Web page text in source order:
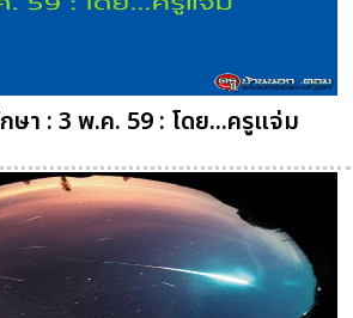
ษา : 3 พ.ค. 59 : โดย...ครูแจ่ม